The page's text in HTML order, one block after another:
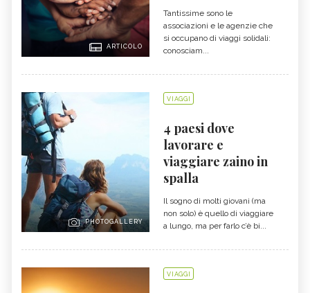
ARTICOLO
Tantissime sono le
associazioni e le agenzie che
si occupano di viaggi solidali:
conosciam...
PHOTOGALLERY
VIAGGI
4 paesi dove
lavorare e
viaggiare zaino in
spalla
Il sogno di molti giovani (ma
non solo) è quello di viaggiare
a lungo, ma per farlo c’è bi...
VIAGGI